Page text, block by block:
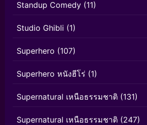
Standup Comedy (11)
Studio Ghibli (1)
Superhero (107)
Superhero หนังฮีโร่ (1)
Supernatural เหนือธรรมชาติ (131)
Supernatural เหนือธรรมชาติ (247)